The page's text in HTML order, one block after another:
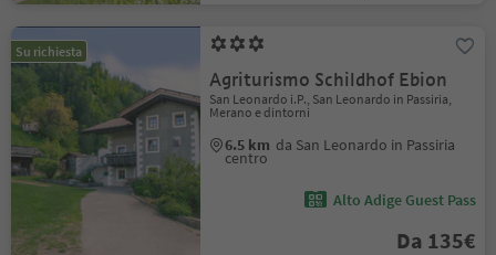
Su richiesta
Agriturismo Schildhof Ebion
San Leonardo i.P., San Leonardo in Passiria,
Merano e dintorni
6.5 km da San Leonardo in Passiria
centro
Alto Adige Guest Pass
Da 135€